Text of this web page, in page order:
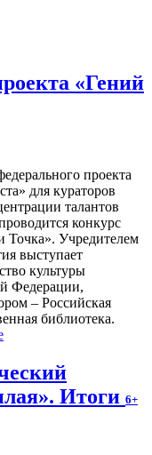
«Гений
проекта
для кураторов
талантов
конкурс
Точка». Учредителем
выступает
культуры
Федерации,
– Российская
библиотека.
Итоги 6+